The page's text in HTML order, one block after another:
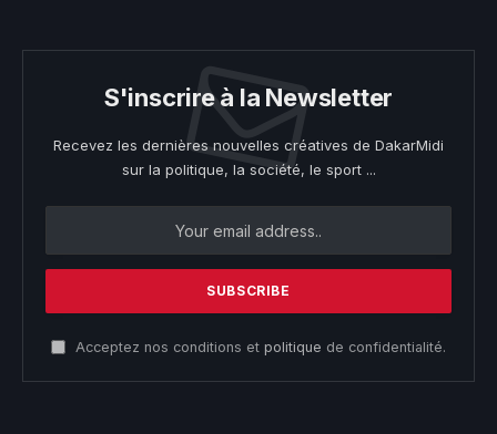
S'inscrire à la Newsletter
Recevez les dernières nouvelles créatives de DakarMidi
sur la politique, la société, le sport ...
Acceptez nos conditions et politique de confidentialité.